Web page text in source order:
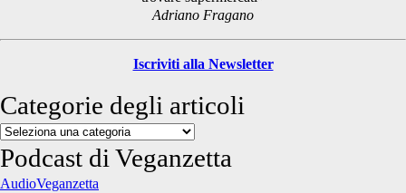
Adriano Fragano
Iscriviti alla Newsletter
Categorie degli articoli
Categorie
degli
articoli
Podcast di Veganzetta
AudioVeganzetta